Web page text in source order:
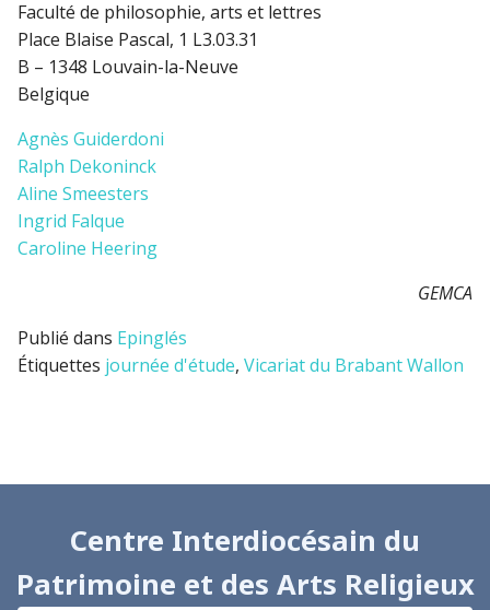
Faculté de philosophie, arts et lettres
Place Blaise Pascal, 1 L3.03.31
B – 1348 Louvain-la-Neuve
Belgique
Agnès Guiderdoni
Ralph Dekoninck
Aline Smeesters
Ingrid Falque
Caroline Heering
GEMCA
Publié dans Epinglés
Étiquettes journée d'étude, Vicariat du Brabant Wallon
Centre Interdiocésain du
Patrimoine et des Arts Religieux